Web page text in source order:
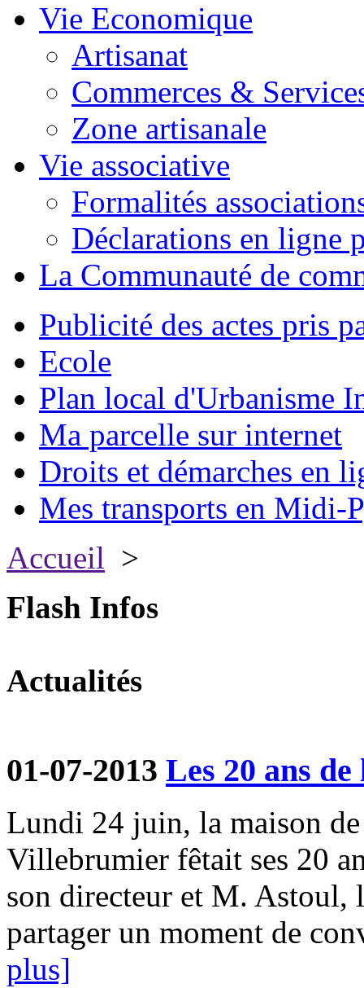
Vie Economique
Artisanat
Commerces &
Zone artisanale
Vie associative
Formalités
Déclarations en ligne
La Communauté de
Publicité des actes pris
Ecole
Plan local d'Urbanisme
Ma parcelle sur internet
Droits et démarches en
Mes transports en Midi-
Accueil >
Flash Infos
Actualités
01-07-2013 Les 20 ans
Lundi 24 juin, la maison de
Villebrumier fêtait ses 20
son directeur et M.
partager un moment de
plus]